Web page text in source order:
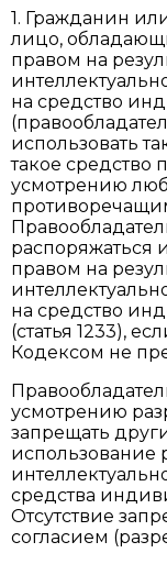
1. Гражданин
лицо,
правом на
на средство
использовать
такое средство
усмотрению
распоряжаться
правом на
на средство
(статья 1233),
Кодексом не
усмотрению
запрещать
использование
средства
Отсутствие
согласием